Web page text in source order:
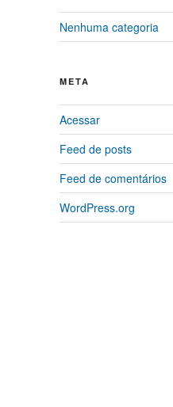
Nenhuma categoria
META
Acessar
Feed de posts
Feed de comentários
WordPress.org